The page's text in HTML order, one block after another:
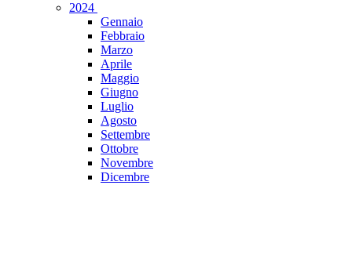
2024
Gennaio
Febbraio
Marzo
Aprile
Maggio
Giugno
Luglio
Agosto
Settembre
Ottobre
Novembre
Dicembre